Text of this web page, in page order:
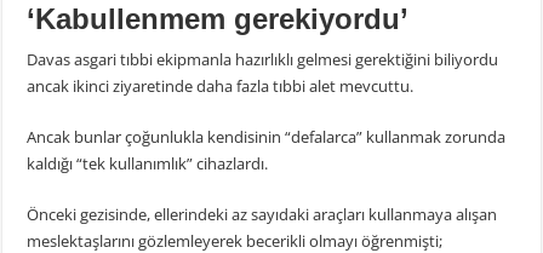
‘Kabullenmem gerekiyordu’
Davas asgari tıbbi ekipmanla hazırlıklı gelmesi gerektiğini biliyordu
ancak ikinci ziyaretinde daha fazla tıbbi alet mevcuttu.
Ancak bunlar çoğunlukla kendisinin “defalarca” kullanmak zorunda
kaldığı “tek kullanımlık” cihazlardı.
Önceki gezisinde, ellerindeki az sayıdaki araçları kullanmaya alışan
meslektaşlarını gözlemleyerek becerikli olmayı öğrenmişti;